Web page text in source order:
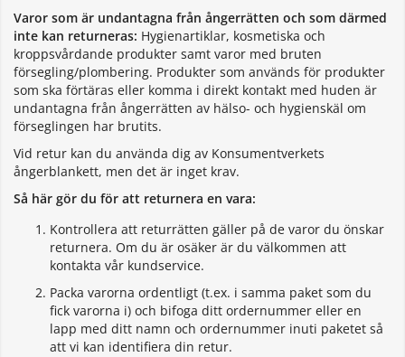
Varor som är undantagna från ångerrätten och som därmed
inte kan returneras: Hygienartiklar, kosmetiska och
kroppsvårdande produkter samt varor med bruten
försegling/plombering. Produkter som används för produkter
som ska förtäras eller komma i direkt kontakt med huden är
undantagna från ångerrätten av hälso- och hygienskäl om
förseglingen har brutits.
Vid retur kan du använda dig av Konsumentverkets
ångerblankett, men det är inget krav.
Så här gör du för att returnera en vara:
Kontrollera att returrätten gäller på de varor du önskar
returnera. Om du är osäker är du välkommen att
kontakta vår kundservice.
Packa varorna ordentligt (t.ex. i samma paket som du
fick varorna i) och bifoga ditt ordernummer eller en
lapp med ditt namn och ordernummer inuti paketet så
att vi kan identifiera din retur.